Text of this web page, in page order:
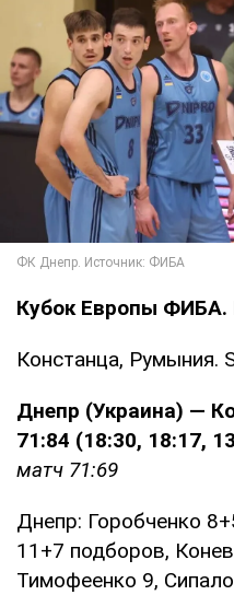
Кубок Европы ФИБА.
Констанца, Румыния.
Днепр (Украина) —
71:84 (18:30, 18:17,
матч 71:69
Днепр: Горобченко
11+7 подборов,
Тимофеенко 9,